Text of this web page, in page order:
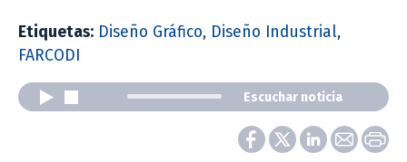
Etiquetas: Diseño Gráfico, Diseño Industrial,
FARCODI
Escuchar noticia